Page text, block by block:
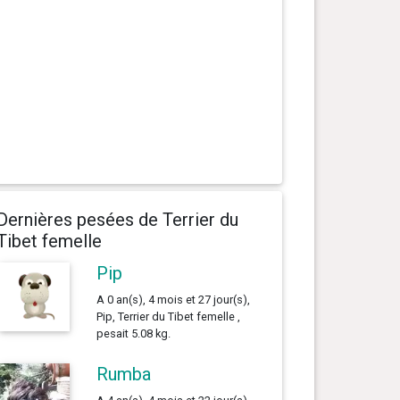
pesées de Terrier du
femelle
Pip
A 0 an(s), 4 mois et 27 jour(s),
Pip, Terrier du Tibet femelle ,
pesait 5.08 kg.
Rumba